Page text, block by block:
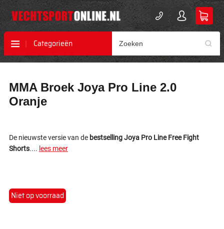
Categorieën
naar
het
einde
afbeeldingen-
gallerij
naar
het
begin
afbeeldingen-
gallerij
MMA Broek Joya Pro Line 2.0
Oranje
De nieuwste versie van de bestselling Joya Pro Line Free Fight
Shorts.... lees meer
Niet op voorraad